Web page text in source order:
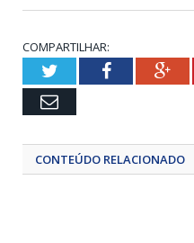
COMPARTILHAR:
TwitterFacebook
Email
CONTEÚDO RELACIONADO